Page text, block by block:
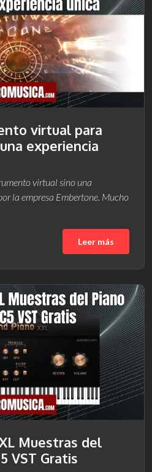
virtual para
experiencia
virtual sino una
la empresa Embertone. Mucho
Leer más
Muestras del
VST Gratis